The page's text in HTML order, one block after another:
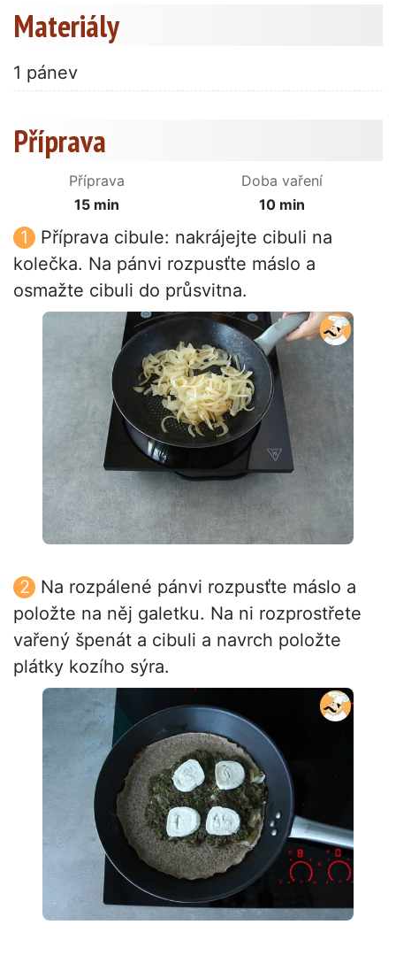
Materiály
1 pánev
Příprava
Příprava
15 min
Doba vaření
10 min
Příprava cibule: nakrájejte cibuli na
kolečka. Na pánvi rozpusťte máslo a
osmažte cibuli do průsvitna.
Na rozpálené pánvi rozpusťte máslo a
položte na něj galetku. Na ni rozprostřete
vařený špenát a cibuli a navrch položte
plátky kozího sýra.